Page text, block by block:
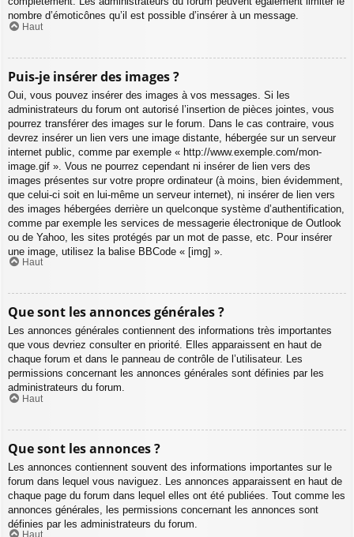
nombre d’émoticônes qu’il est possible d’insérer à un message.
Haut
Puis-je insérer des images ?
Oui, vous pouvez insérer des images à vos messages. Si les
administrateurs du forum ont autorisé l’insertion de pièces jointes, vous
pourrez transférer des images sur le forum. Dans le cas contraire, vous
devrez insérer un lien vers une image distante, hébergée sur un serveur
internet public, comme par exemple « http://www.exemple.com/mon-
image.gif ». Vous ne pourrez cependant ni insérer de lien vers des
images présentes sur votre propre ordinateur (à moins, bien évidemment,
que celui-ci soit en lui-même un serveur internet), ni insérer de lien vers
des images hébergées derrière un quelconque système d’authentification,
comme par exemple les services de messagerie électronique de Outlook
ou de Yahoo, les sites protégés par un mot de passe, etc. Pour insérer
une image, utilisez la balise BBCode « [img] ».
Haut
Que sont les annonces générales ?
Les annonces générales contiennent des informations très importantes
que vous devriez consulter en priorité. Elles apparaissent en haut de
chaque forum et dans le panneau de contrôle de l’utilisateur. Les
permissions concernant les annonces générales sont définies par les
administrateurs du forum.
Haut
Que sont les annonces ?
Les annonces contiennent souvent des informations importantes sur le
forum dans lequel vous naviguez. Les annonces apparaissent en haut de
chaque page du forum dans lequel elles ont été publiées. Tout comme les
annonces générales, les permissions concernant les annonces sont
définies par les administrateurs du forum.